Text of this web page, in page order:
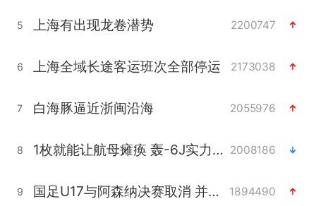
5 上海有出现龙卷潜势 2200747
6 上海全域长途客运班次全部停运 2173038
7 白海豚逼近浙闽沿海 2055976
8 1枚就能让航母瘫痪 轰-6J实力有多强 2008186
9 国足U17与阿森纳决赛取消 并列冠军 1894490